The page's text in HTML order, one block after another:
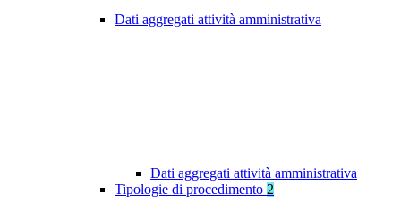
Dati aggregati attività amministrativa
Dati aggregati attività amministrativa
Tipologie di procedimento 2